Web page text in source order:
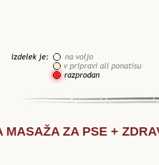
ZA PSE +